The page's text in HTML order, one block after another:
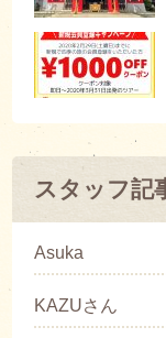
スタッフ記
Asuka
KAZUさん